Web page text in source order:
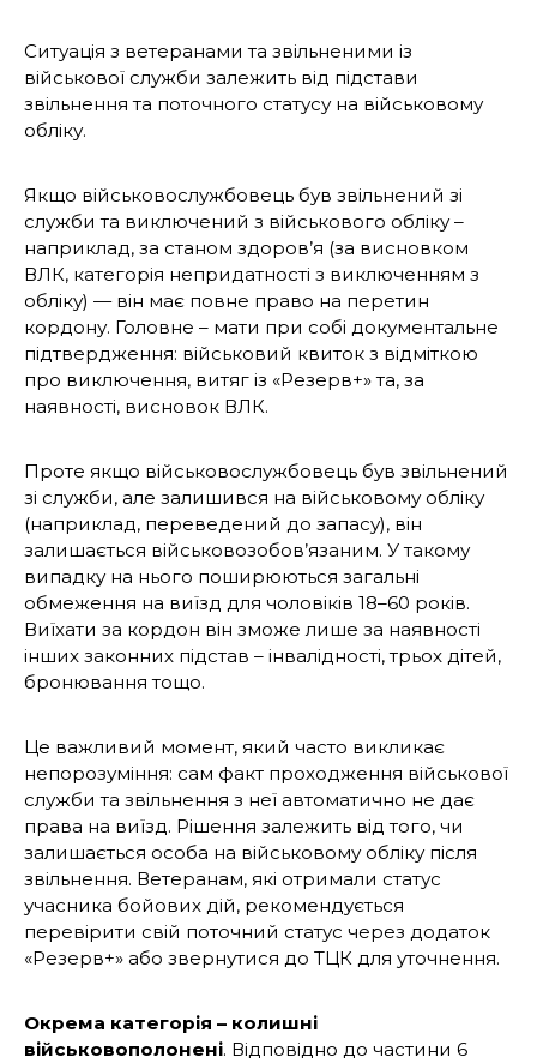
Ситуація з ветеранами та звільненими із
військової служби залежить від підстави
звільнення та поточного статусу на військовому
обліку.
Якщо військовослужбовець був звільнений зі
служби та виключений з військового обліку –
наприклад, за станом здоров’я (за висновком
ВЛК, категорія непридатності з виключенням з
обліку) — він має повне право на перетин
кордону. Головне – мати при собі документальне
підтвердження: військовий квиток з відміткою
про виключення, витяг із «Резерв+» та, за
наявності, висновок ВЛК.
Проте якщо військовослужбовець був звільнений
зі служби, але залишився на військовому обліку
(наприклад, переведений до запасу), він
залишається військовозобов’язаним. У такому
випадку на нього поширюються загальні
обмеження на виїзд для чоловіків 18–60 років.
Виїхати за кордон він зможе лише за наявності
інших законних підстав – інвалідності, трьох дітей,
бронювання тощо.
Це важливий момент, який часто викликає
непорозуміння: сам факт проходження військової
служби та звільнення з неї автоматично не дає
права на виїзд. Рішення залежить від того, чи
залишається особа на військовому обліку після
звільнення. Ветеранам, які отримали статус
учасника бойових дій, рекомендується
перевірити свій поточний статус через додаток
«Резерв+» або звернутися до ТЦК для уточнення.
Окрема категорія – колишні
військовополонені. Відповідно до частини 6